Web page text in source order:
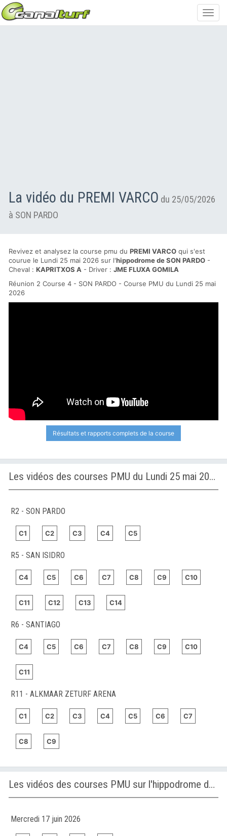
La vidéo du PREMI VARCO du 25/05/2026
à SON PARDO
Revivez et analysez la course pmu du PREMI VARCO qui s'est
courue le Lundi 25 mai 2026 sur l'hippodrome de SON PARDO -
Cheval : KAPRITXOS A - Driver : JME FLUXA GOMILA
Réunion 2 Course 4 - SON PARDO - Course PMU du Lundi 25 mai
2026
Résultats et rapports complets de la course
Les vidéos des courses PMU du Lundi 25 mai 2026
R2 - SON PARDO
C1 C2 C3 C4 C5
R5 - SAN ISIDRO
C4 C5 C6 C7 C8 C9 C10
C11 C12 C13 C14
R6 - SANTIAGO
C4 C5 C6 C7 C8 C9 C10
C11
R11 - ALKMAAR ZETURF ARENA
C1 C2 C3 C4 C5 C6 C7
C8 C9
Les vidéos des courses PMU sur l'hippodrome de SON PARDO
Mercredi 17 juin 2026